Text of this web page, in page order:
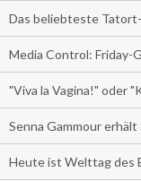
Das beliebteste
Media Control: Friday-
"Viva la Vagina!" oder
Senna Gammour
Heute ist Welttag des